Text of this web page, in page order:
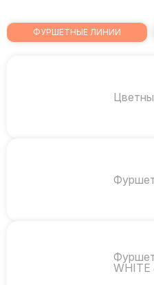
ФУРШЕТНЫЕ ЛИНИИ
WHITE